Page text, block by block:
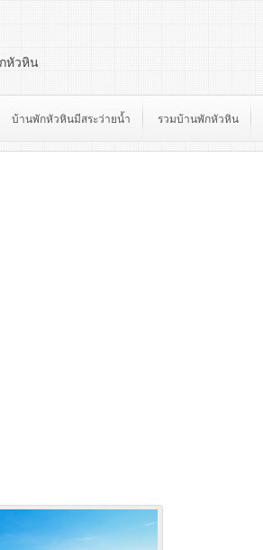
หัวหิน
บ้านพักหัวหินมีสระว่ายน้ำ รวมบ้านพักหัวหิน